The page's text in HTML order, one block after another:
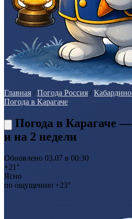
Главная /Погода Россия /
Погода в Карагаче
Погода в Карагаче —
и на 2 недели
Обновлено 03.07 в 00:30
+21°
Ясно
по ощущению +23°